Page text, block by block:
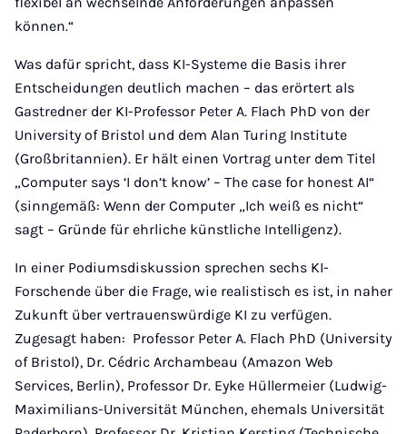
können.“
Was dafür spricht, dass KI-Systeme die Basis ihrer
Entscheidungen deutlich machen – das erörtert als
Gastredner der KI-Professor Peter A. Flach PhD von der
University of Bristol und dem Alan Turing Institute
(Großbritannien). Er hält einen Vortrag unter dem Titel
„Computer says ‘I don’t know’ – The case for honest AI“
(sinngemäß: Wenn der Computer „Ich weiß es nicht“
sagt – Gründe für ehrliche künstliche Intelligenz).
In einer Podiumsdiskussion sprechen sechs KI-
Forschende über die Frage, wie realistisch es ist, in naher
Zukunft über vertrauenswürdige KI zu verfügen.
Zugesagt haben: Professor Peter A. Flach PhD (University
of Bristol), Dr. Cédric Archambeau (Amazon Web
Services, Berlin), Professor Dr. Eyke Hüllermeier (Ludwig-
Maximilians-Universität München, ehemals Universität